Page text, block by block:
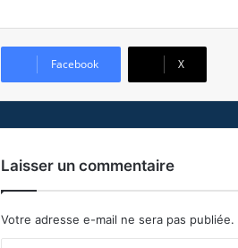
Facebook X
Laisser un commentaire
Votre adresse e-mail ne sera pas publiée.